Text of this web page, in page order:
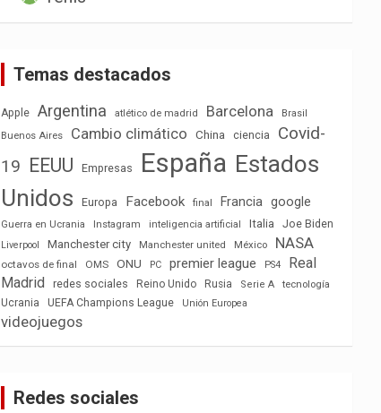
Temas destacados
Apple Argentina atlético de madrid Barcelona
Brasil
Buenos Aires
Cambio climático China ciencia
Covid-
19
EEUU Empresas España Estados
Unidos
Europa Facebook final Francia google
Guerra en Ucrania Instagram inteligencia artificial Italia Joe Biden
Liverpool Manchester city Manchester united México NASA
octavos de final OMS ONU PC premier league PS4
Real
Madrid
redes sociales Reino Unido Rusia Serie A
tecnología
Ucrania
UEFA Champions League Unión Europea
videojuegos
Redes sociales